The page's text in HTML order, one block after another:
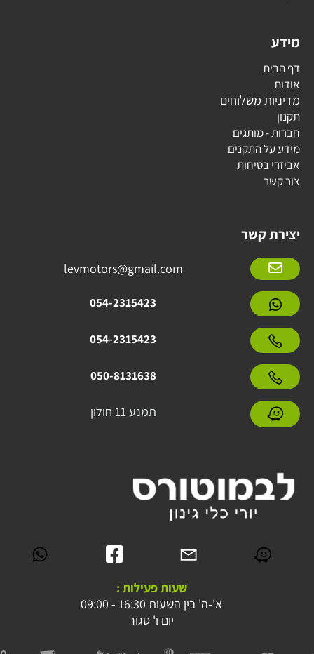
מידע
דף הבית
אודות
מדיניות משלוחים
תקנון
חברות - מותגים
מידע על התקנים
אביזרי בטיחות
צור קשר
יצירת קשר
levmotors@gmail.com
054-2315423
054-2315423
050-8131638
תמנע 11 חולון
שעות פעילות :
א'-ה' בין השעות 16:30 - 09:00
יום ו' סגור